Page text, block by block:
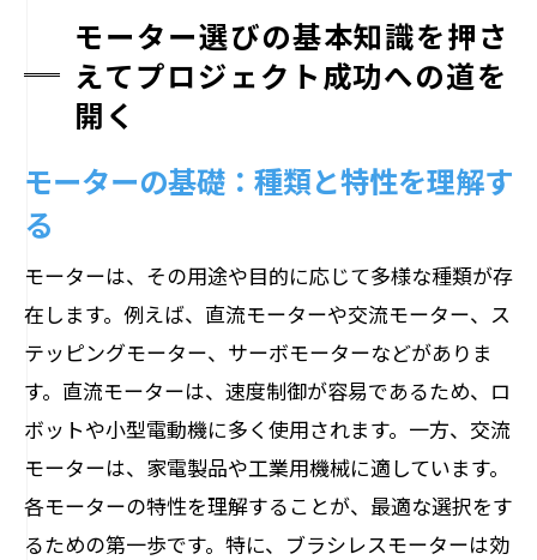
モーターの寿命に影響を与える要因
モーター選びにおける環境への配慮
技術革新がもたらすモーター選びの変化
家庭用モーターの選定基準
特殊用途向けモーター選びのコツ
環境条件に応じたモーターの選び方
用途別モーターのコスト分析
用途に応じたメンテナンスの重要性
電気機器の基礎知識から始めるモーター選定
プロセス
電気機器におけるモーターの役割
モーター選びの基本知識を押さ
えてプロジェクト成功への道を
開く
モーターの基礎：種類と特性を理解す
る
モーターは、その用途や目的に応じて多様な種類が存
在します。例えば、直流モーターや交流モーター、ス
テッピングモーター、サーボモーターなどがありま
す。直流モーターは、速度制御が容易であるため、ロ
ボットや小型電動機に多く使用されます。一方、交流
モーターは、家電製品や工業用機械に適しています。
各モーターの特性を理解することが、最適な選択をす
るための第一歩です。特に、ブラシレスモーターは効